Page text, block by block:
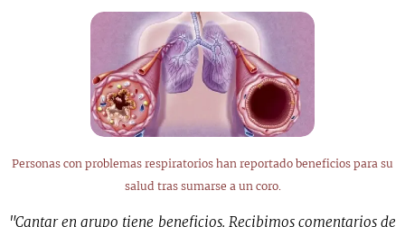
Personas con problemas respiratorios han reportado beneficios para su
salud tras sumarse a un coro.
"Cantar en grupo tiene beneficios. Recibimos comentarios de